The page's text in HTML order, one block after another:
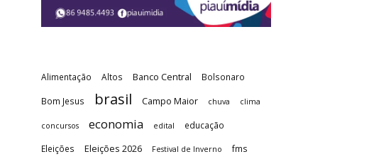
Alimentação Altos Banco Central Bolsonaro
Bom Jesus brasil Campo Maior chuva clima
concursos economia edital educação
Eleições Eleições 2026 Festival de Inverno fms